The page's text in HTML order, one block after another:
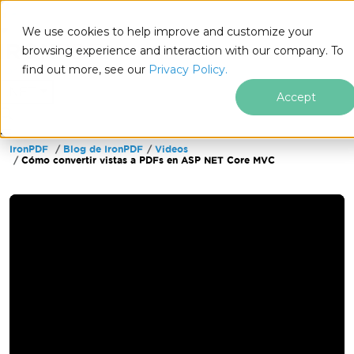
We use cookies to help improve and customize your
browsing experience and interaction with our company. To
find out more, see our Privacy Policy.
Accept
Saltar al pie de página
IronPDF Blog de IronPDF
Videos
Cómo convertir vistas a PDFs en ASP NET Core MVC